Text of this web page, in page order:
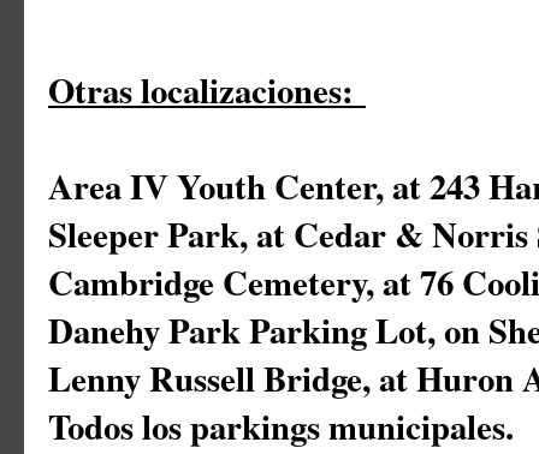
Otras localizaciones:
Area IV Youth Center, at 243
Sleeper Park, at Cedar & Norris
Cambridge Cemetery, at 76
Danehy Park Parking Lot, on
Lenny Russell Bridge, at Huron
Todos los parkings municipales.